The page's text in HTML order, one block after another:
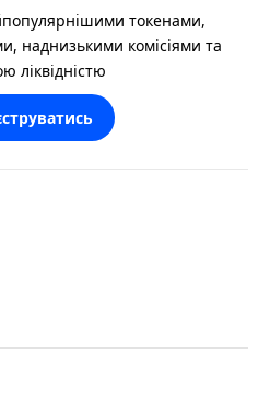
токенами,
наднизькими комісіями та
ліквідністю